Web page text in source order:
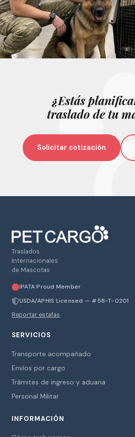
¿Estás
traslado de tu
Solicitar cotización
Traslados
Internacionales
de Mascotas
IPATA Proud Member
USDA/APHIS Licensed — #58-T-0201
Reportar estafas
SERVICIOS
Transporte acompañado
Envíos por cargo
Trámites de ingreso y aduana
Personal Militar
INFORMACIÓN